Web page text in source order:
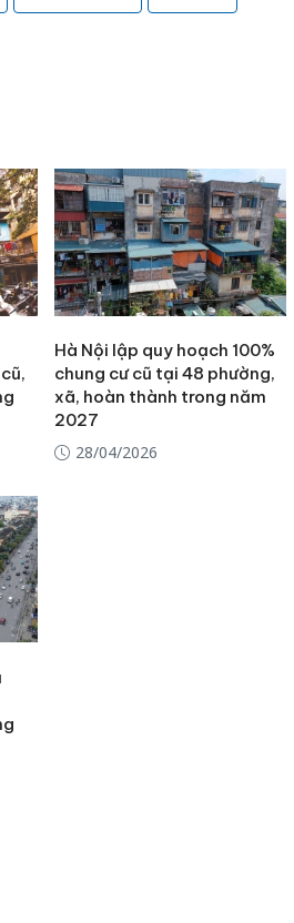
Hà Nội lập quy hoạch 100%
chung cư cũ tại 48 phường,
xã, hoàn thành trong năm
2027
28/04/2026